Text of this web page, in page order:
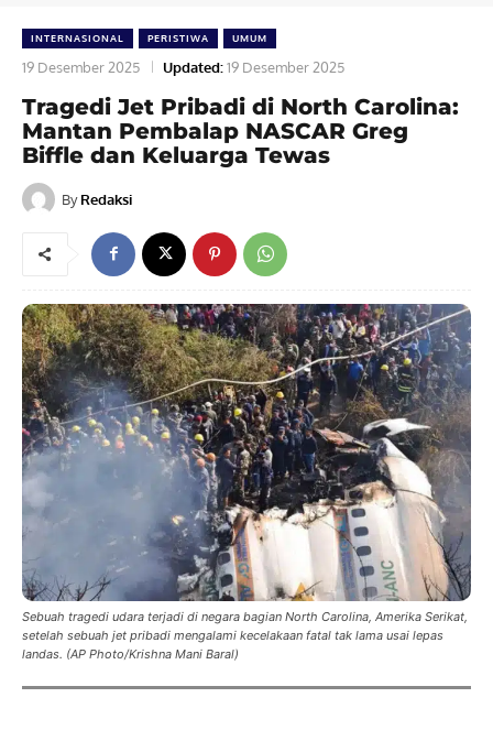
INTERNASIONAL PERISTIWA UMUM
19 Desember 2025 Updated:19 Desember 2025
Tragedi Jet Pribadi di North Carolina:
Mantan Pembalap NASCAR Greg
Biffle dan Keluarga Tewas
By Redaksi
Sebuah tragedi udara terjadi di negara bagian North Carolina, Amerika Serikat,
setelah sebuah jet pribadi mengalami kecelakaan fatal tak lama usai lepas
landas. (AP Photo/Krishna Mani Baral)